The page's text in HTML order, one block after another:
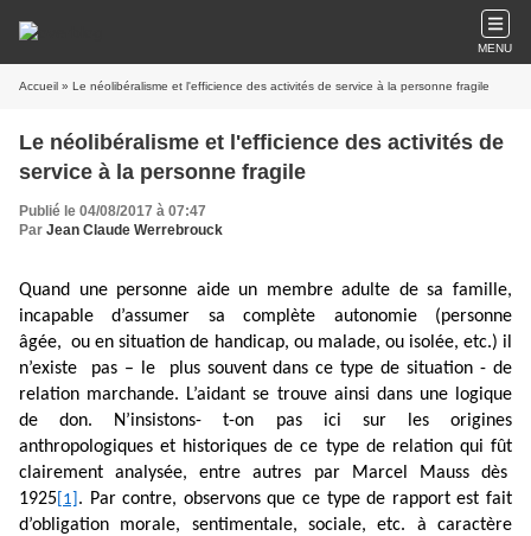
MENU
Accueil » Le néolibéralisme et l'efficience des activités de service à la personne fragile
Le néolibéralisme et l'efficience des activités de
service à la personne fragile
Publié le 04/08/2017 à 07:47
Par Jean Claude Werrebrouck
Quand une personne aide un membre adulte de sa famille,
incapable d’assumer sa complète autonomie (personne
âgée, ou en situation de handicap, ou malade, ou isolée, etc.) il
n’existe pas – le plus souvent dans ce type de situation - de
relation marchande. L’aidant se trouve ainsi dans une logique
de don. N’insistons- t-on pas ici sur les origines
anthropologiques et historiques de ce type de relation qui fût
clairement analysée, entre autres par Marcel Mauss dès
1925 [1] . Par contre, observons que ce type de rapport est fait
d’obligation morale, sentimentale, sociale, etc. à caractère